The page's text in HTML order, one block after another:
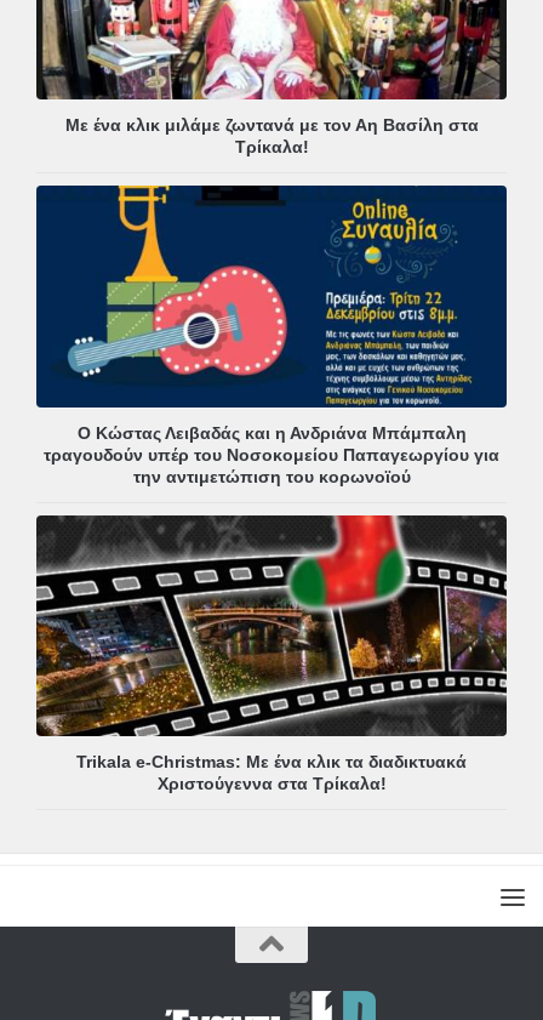
Με ένα κλικ μιλάμε ζωντανά με τον Αη Βασίλη στα
Τρίκαλα!
Ο Κώστας Λειβαδάς και η Ανδριάνα Μπάμπαλη
τραγουδούν υπέρ του Νοσοκομείου Παπαγεωργίου για
την αντιμετώπιση του κορωνοϊού
Trikala e-Christmas: Με ένα κλικ τα διαδικτυακά
Χριστούγεννα στα Τρίκαλα!